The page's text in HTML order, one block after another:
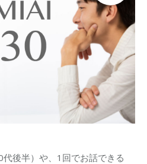
後半）や、1回でお話できる